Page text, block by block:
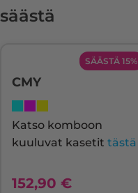
säästä
SÄÄSTÄ 15%
CMY
Katso komboon
kuuluvat kasetit tästä
152,90 €